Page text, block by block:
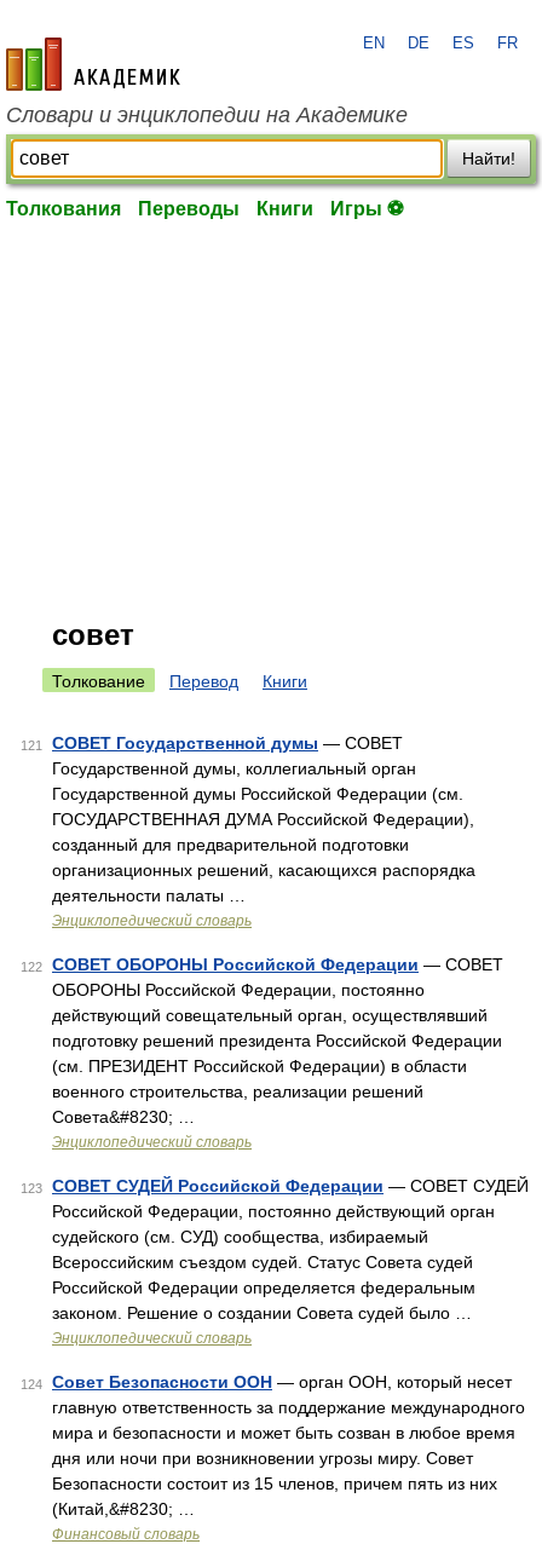
academic.ru
EN DE ES FR
Словари и энциклопедии на Академике
Найти!
Толкования Переводы Книги Игры ⚽
совет
Толкование Перевод Книги
121 СОВЕТ Государственной думы — СОВЕТ
Государственной думы, коллегиальный орган
Государственной думы Российской Федерации (см.
ГОСУДАРСТВЕННАЯ ДУМА Российской Федерации),
созданный для предварительной подготовки
организационных решений, касающихся распорядка
деятельности палаты …
Энциклопедический словарь
122 СОВЕТ ОБОРОНЫ Российской Федерации — СОВЕТ
ОБОРОНЫ Российской Федерации, постоянно
действующий совещательный орган, осуществлявший
подготовку решений президента Российской Федерации
(см. ПРЕЗИДЕНТ Российской Федерации) в области
военного строительства, реализации решений
Совета&#8230; …
Энциклопедический словарь
123 СОВЕТ СУДЕЙ Российской Федерации — СОВЕТ СУДЕЙ
Российской Федерации, постоянно действующий орган
судейского (см. СУД) сообщества, избираемый
Всероссийским съездом судей. Статус Совета судей
Российской Федерации определяется федеральным
законом. Решение о создании Совета судей было …
Энциклопедический словарь
124 Совет Безопасности ООН — орган ООН, который несет
главную ответственность за поддержание международного
мира и безопасности и может быть созван в любое время
дня или ночи при возникновении угрозы миру. Совет
Безопасности состоит из 15 членов, причем пять из них
(Китай,&#8230; …
Финансовый словарь